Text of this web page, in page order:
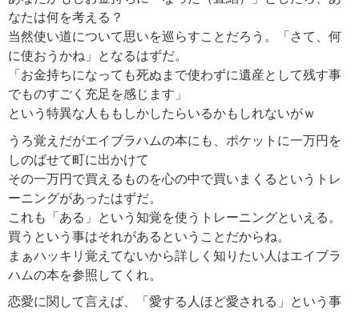
なたは何を考える？
当然使い道について思いを巡らすことだろう。「さて、何
に使おうかね」となるはずだ。
「お金持ちになっても死ぬまで使わずに遺産として残す事
でものすごく充足を感じます」
という特異な人ももしかしたらいるかもしれないがｗ
うろ覚えだがエイブラハムの本にも、ポケットに一万円を
しのばせて町に出かけて
その一万円で買えるものを心の中で買いまくるというトレ
ーニングがあったはずだ。
これも「ある」という知覚を使うトレーニングといえる。
買うという事はそれがあるということだからね。
まぁハッキリ覚えてないから詳しく知りたい人はエイブラ
ハムの本を参照してくれ。
恋愛に関して言えば、「愛する人ほど愛される」という事